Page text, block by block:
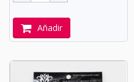
Añadir